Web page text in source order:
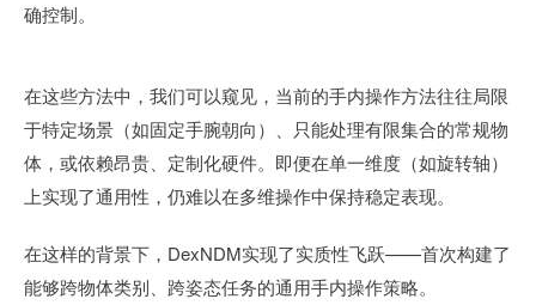
确控制。
在这些方法中，我们可以窥见，当前的手内操作方法往往局限
于特定场景（如固定手腕朝向）、只能处理有限集合的常规物
体，或依赖昂贵、定制化硬件。即便在单一维度（如旋转轴）
上实现了通用性，仍难以在多维操作中保持稳定表现。
在这样的背景下，DexNDM实现了实质性飞跃——首次构建了
能够跨物体类别、跨姿态任务的通用手内操作策略。